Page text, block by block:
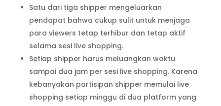
Satu dari tiga shipper mengeluarkan
pendapat bahwa cukup sulit untuk menjaga
para viewers tetap terhibur dan tetap aktif
selama sesi live shopping.
Setiap shipper harus meluangkan waktu
sampai dua jam per sesi live shopping. Karena
kebanyakan partisipan shipper memulai live
shopping setiap minggu di dua platform yang